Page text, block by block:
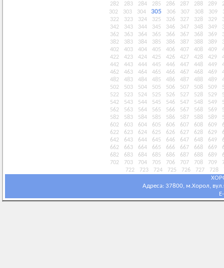
282
283 284 285 286 287 288 289
302
303 304 305 306 307 308 309
322
323 324 325 326 327 328 329
342
343 344 345 346 347 348 349
362
363 364 365 366 367 368 369
382
383 384 385 386 387 388 389
402
403 404 405 406 407 408 409
422
423 424 425 426 427 428 429
442
443 444 445 446 447 448 449
462
463 464 465 466 467 468 469
482
483 484 485 486 487 488 489
502
503 504 505 506 507 508 509
522
523 524 525 526 527 528 529
542
543 544 545 546 547 548 549
562
563 564 565 566 567 568 569
582
583 584 585 586 587 588 589
602
603 604 605 606 607 608 609
622
623 624 625 626 627 628 629
642
643 644 645 646 647 648 649
662
663 664 665 666 667 668 669
682
683 684 685 686 687 688 689
702
703 704 705 706 707 708 709
722
723 724 725 726 727 728
Адреса: 37800, м.Хорол,